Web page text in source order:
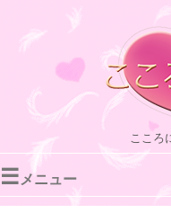
こころ
☰ メニュー